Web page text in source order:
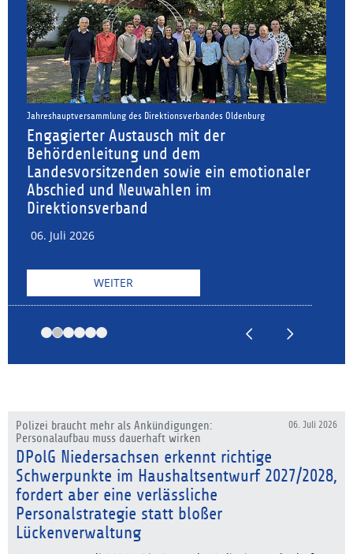
Oldenburg in Bewegung:
Starke Leistung bei der
2026
06. Juli 2026
06. Juli 2026
Polizei braucht mehr als Ankündigungen:
Personalaufbau muss dauerhaft wirken
DPolG Niedersachsen erkennt richtige
Schwerpunkte im Haushaltsentwurf 2027/2028,
fordert aber eine verlässliche
Personalstrategie statt bloßer
Lückenverwaltung